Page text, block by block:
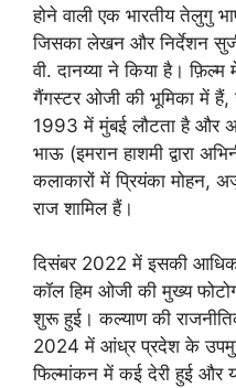
होने वाली एक भारतीय तेलुगु
जिसका लेखन और निर्देशन
वी. दानय्या ने किया है।
गैंगस्टर ओजी की भूमिका में हैं,
1993 में मुंबई लौटता है और
भाऊ (इमरान हाशमी द्वारा
कलाकारों में प्रियंका मोहन,
राज शामिल हैं।
दिसंबर 2022 में इसकी
कॉल हिम ओजी की मुख्य
शुरू हुई। कल्याण की
2024 में आंध्र प्रदेश के
फिल्मांकन में कई देरी हुई और